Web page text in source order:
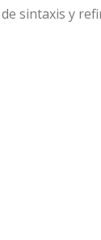
sintaxis y